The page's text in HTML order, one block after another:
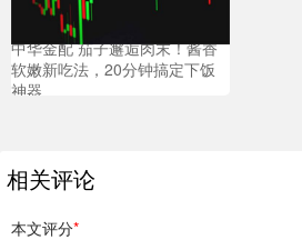
中华金配 茄子邂逅肉末！酱香
软嫩新吃法，20分钟搞定下饭
神器
相关评论
本文评分*